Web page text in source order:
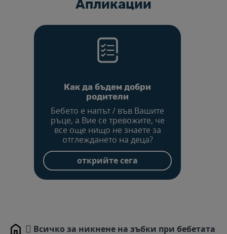
Aпликации
Как да бъдем добри
родители
Бебето е напът / във Вашите
ръце, а Вие се тревожите, че
все още нищо не знаете за
отглеждането на деца?
открийте сега
Всичко за никнене на зъбки при бебетата